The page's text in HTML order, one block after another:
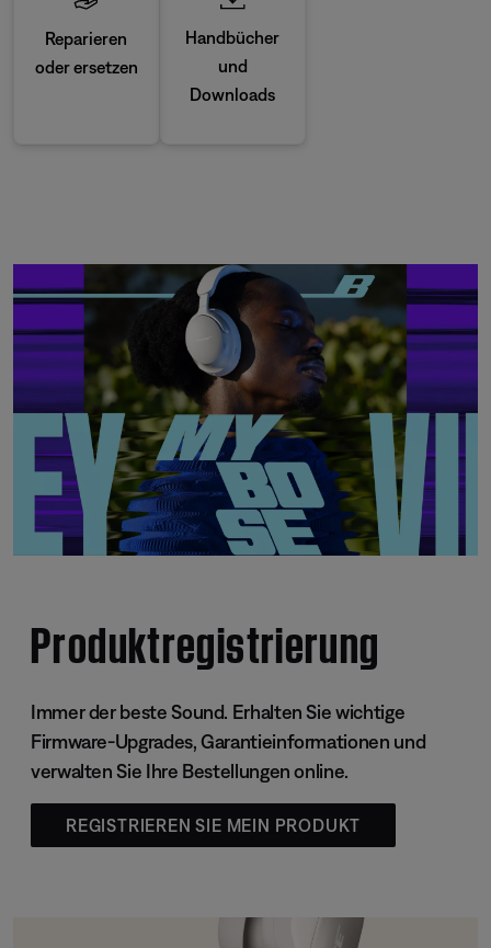
Reparieren
oder ersetzen
Handbücher
und
Downloads
Produktregistrierung
Immer der beste Sound. Erhalten Sie wichtige
Firmware-Upgrades, Garantieinformationen und
verwalten Sie Ihre Bestellungen online.
REGISTRIEREN SIE MEIN PRODUKT